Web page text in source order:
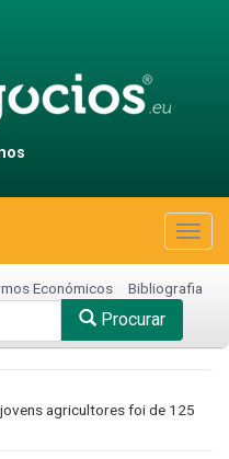
Económicos Bibliografia
Procurar
agricultores foi de 125